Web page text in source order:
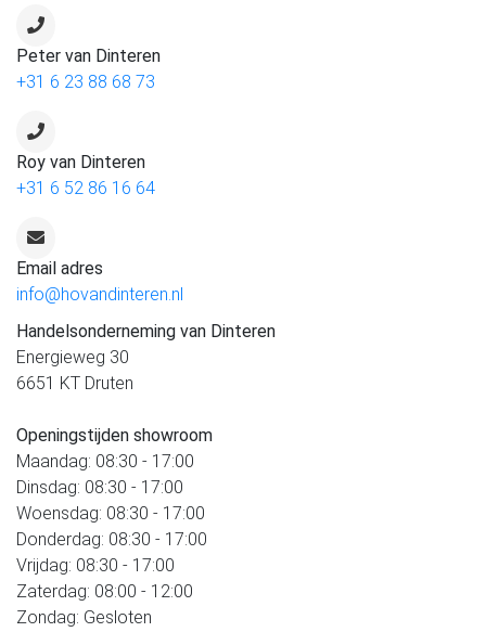
Peter van Dinteren
+31 6 23 88 68 73
Roy van Dinteren
+31 6 52 86 16 64
Email adres
info@hovandinteren.nl
Handelsonderneming van Dinteren
Energieweg 30
6651 KT Druten
Openingstijden showroom
Maandag: 08:30 - 17:00
Dinsdag: 08:30 - 17:00
Woensdag: 08:30 - 17:00
Donderdag: 08:30 - 17:00
Vrijdag: 08:30 - 17:00
Zaterdag: 08:00 - 12:00
Zondag: Gesloten